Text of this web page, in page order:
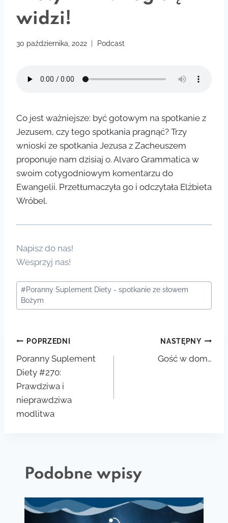
widzi!
30 października, 2022 Podcast
Co jest ważniejsze: być gotowym na spotkanie z
Jezusem, czy tego spotkania pragnąć? Trzy
wnioski ze spotkania Jezusa z Zacheuszem
proponuje nam dzisiaj o. Alvaro Grammatica w
swoim cotygodniowym komentarzu do
Ewangelii. Przetłumaczyła go i odczytała Elżbieta
Wróbel.
Napisz do nas!
Wesprzyj nas!
Tagi
wpisu:
#Poranny Suplement Diety - spotkanie ze słowem
Bożym
Nawigacja
wpisu
POPRZEDNI
Poranny Suplement
Diety #270:
Prawdziwa i
nieprawdziwa
modlitwa
NASTĘPNY
Gość w dom…
Podobne wpisy